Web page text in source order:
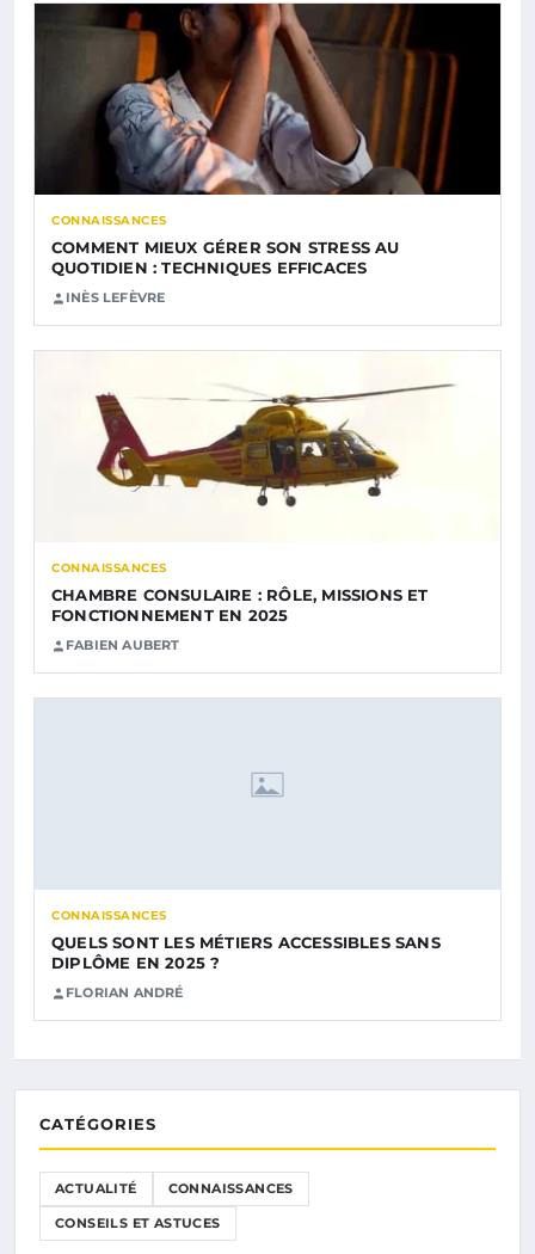
CONNAISSANCES
COMMENT MIEUX GÉRER SON STRESS AU
QUOTIDIEN : TECHNIQUES EFFICACES
INÈS LEFÈVRE
CONNAISSANCES
CHAMBRE CONSULAIRE : RÔLE, MISSIONS ET
FONCTIONNEMENT EN 2025
FABIEN AUBERT
CONNAISSANCES
QUELS SONT LES MÉTIERS ACCESSIBLES SANS
DIPLÔME EN 2025 ?
FLORIAN ANDRÉ
CATÉGORIES
ACTUALITÉ CONNAISSANCES
CONSEILS ET ASTUCES